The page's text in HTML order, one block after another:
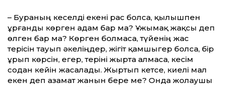
– Бураның кеселді екені рас болса, қы­лыш­пен
ұрғанды көрген адам бар ма? Ұжымақ жақсы деп
өлген бар ма? Көр­ген болмаса, түйенің жас
терісін тауып әкеліңдер, жігіт қамшыгер болса, бір
ұрып көрсін, егер, теріні жырта алмаса, кесім
содан кейін жасалады. Жыртып кетсе, киелі мал
екен деп азамат жанын бере ме? Онда жолаушы